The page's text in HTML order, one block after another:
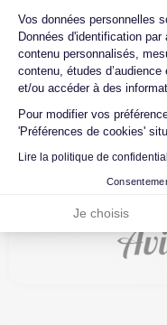
Vos données personnelles
Données d'identification
contenu personnalisés,
contenu, études
et/ou accéder à des
Pour modifier vos
'Préférences de cookies'
Lire la politique de
Je choisis
Certideal